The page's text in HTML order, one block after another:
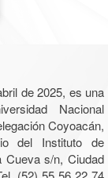
de 2025, es una
Nacional
Coyoacán,
del Instituto de
Cueva s/n, Ciudad